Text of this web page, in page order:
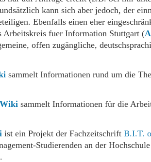
kann sich aber jedoch, der
Ebenfalls einen eher
Arbeitskreis fuer Information Stuttgart (
offen zugängliche,
sammelt Informationen rund um die
sammelt Informationen für die
ist ein Projekt der Fachzeitschrift B.I.T.
Studierenden an der